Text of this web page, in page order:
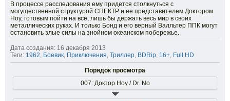
В процессе расследования ему придется столкнуться с
могущественной структурой СПЕКТР и ее представителем Доктором
Ноу, готовым пойти на все, лишь бы держать весь мир в своих
металлических руках. И только Бонд и его верный Валльтер ППК могут
остановить злые силы на знойном океанском побережье.
Дата создания: 16 декабря 2013
Теги: 1962, Боевик, Приключения, Триллер, BDRip, 16+, Full HD
Порядок просмотра
007: Доктор Ноу / Dr. No